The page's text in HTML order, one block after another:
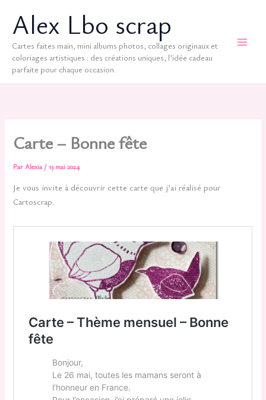
contenuAlex Lbo scrap
Cartes faites main, mini albums photos, collages originaux et
coloriages artistiques : des créations uniques, l’idée cadeau
parfaite pour chaque occasion.
Carte – Bonne fête
ParAlexia /13 mai 2024
Je vous invite à découvrir cette carte que j’ai réalisé pour
Cartoscrap.